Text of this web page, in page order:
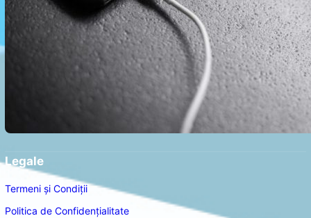
Legale
Termeni și Condiții
Politica de Confidențialitate